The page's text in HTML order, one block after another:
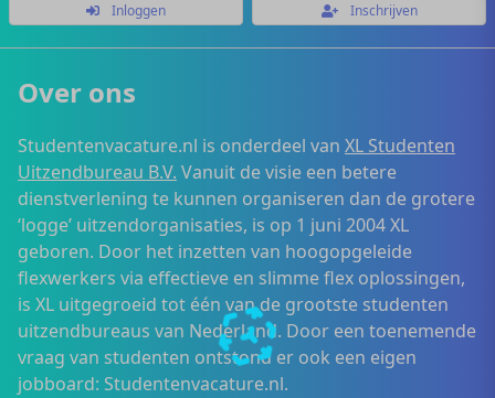
Inloggen Inschrijven
Over ons
Studentenvacature.nl is onderdeel van XL Studenten
Uitzendbureau B.V. Vanuit de visie een betere
dienstverlening te kunnen organiseren dan de grotere
‘logge’ uitzendorganisaties, is op 1 juni 2004 XL
geboren. Door het inzetten van hoogopgeleide
flexwerkers via effectieve en slimme flex oplossingen,
is XL uitgegroeid tot één van de grootste studenten
uitzendbureaus van Nederland. Door een toenemende
vraag van studenten ontstond er ook een eigen
jobboard: Studentenvacature.nl.